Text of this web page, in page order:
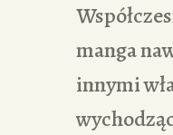
manga
innymi